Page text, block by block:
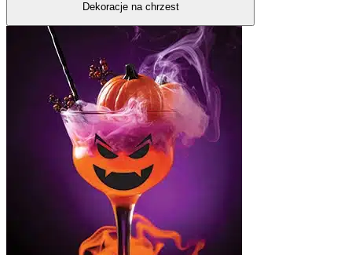
Dekoracje na chrzest